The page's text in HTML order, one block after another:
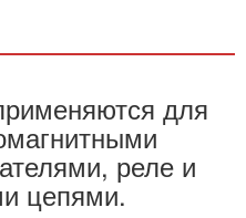
для
реле и
цепями.